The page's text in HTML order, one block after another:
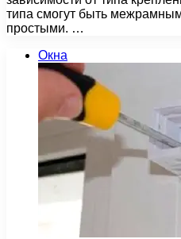
типа смогут быть
простыми. …
Окна